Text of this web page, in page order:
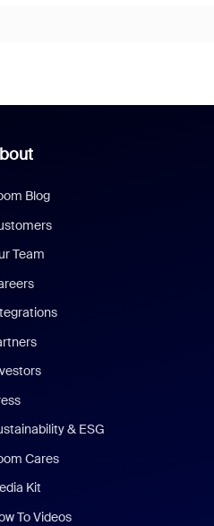
Blog
Team
& ESG
Cares
Kit
To Videos